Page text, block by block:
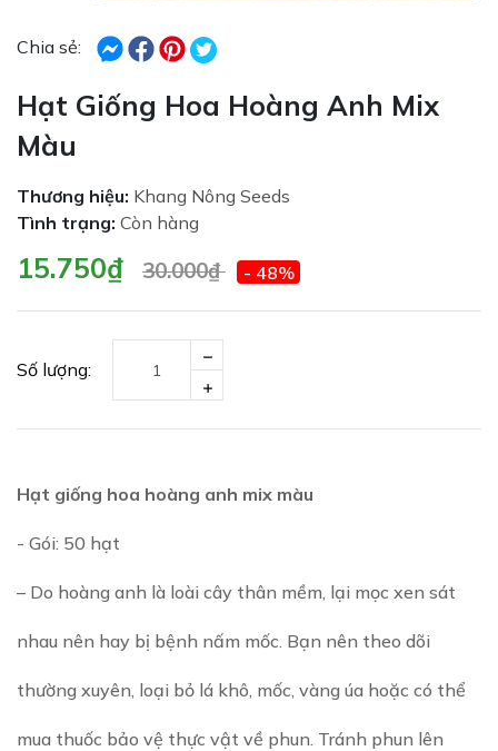
Chia sẻ:
Hạt Giống Hoa Hoàng Anh Mix
Màu
Thương hiệu: Khang Nông Seeds
Tình trạng: Còn hàng
15.750₫ 30.000₫ - 48%
Số lượng:
Hạt giống hoa hoàng anh mix màu
- Gói: 50 hạt
– Do hoàng anh là loài cây thân mềm, lại mọc xen sát
nhau nên hay bị bệnh nấm mốc. Bạn nên theo dõi
thường xuyên, loại bỏ lá khô, mốc, vàng úa hoặc có thể
mua thuốc bảo vệ thực vật về phun. Tránh phun lên